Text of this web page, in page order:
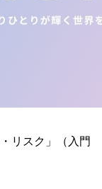
リスク」（入門